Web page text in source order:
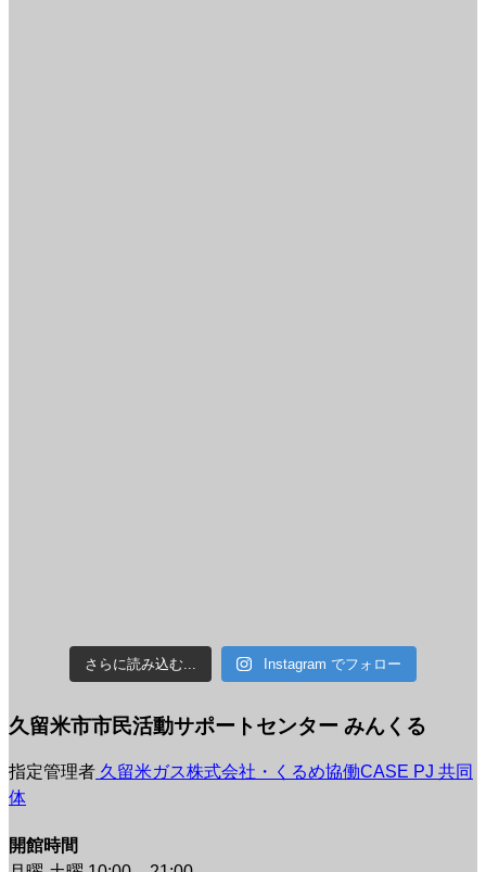
さらに読み込む... Instagram でフォロー
久留米市市民活動サポートセンター みんくる
指定管理者 久留米ガス株式会社・くるめ協働CASE PJ 共同
体
開館時間